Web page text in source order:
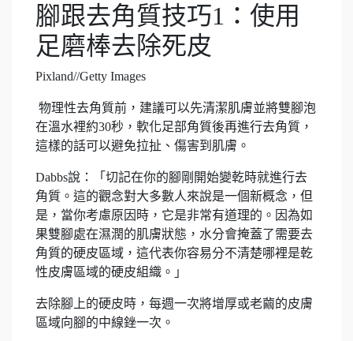
腳跟去角質技巧1：使用
足磨棒去除死皮
Pixland//Getty Images
物理性去角質前，建議可以先清潔肌膚並將雙腳泡
在溫水裡約30秒，軟化足部角質後再進行去角質，
這樣的話可以避免拉扯、傷害到肌膚。
Dabbs說：「切記在你的腳剛開始變乾時就進行去
角質。這的觀念對大多數人來說是一個新概念，但
是，當你考慮原因時，它是非常有道理的。因為如
果雙腳處在濕潤的肌膚狀態，水分會掩蓋了需要去
角質的硬皮區域，這代表你容易分不清楚哪裡是乾
性皮膚區域的硬皮組織。」
去除腳上的硬皮時，每週一次將增厚或老繭的皮膚
區域向腳的中線銼一次。